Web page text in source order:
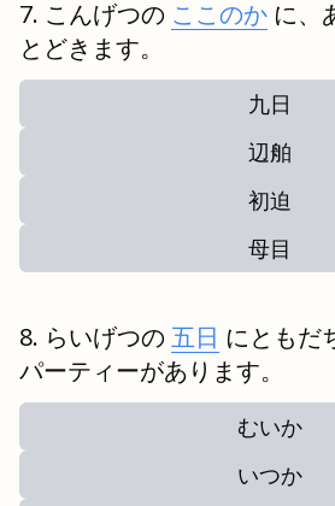
こんげつの ここのか に、
とどきます。
九日
辺舶
初迫
母目
らいげつの 五日 にともだ
パーティーがあります。
むいか
いつか